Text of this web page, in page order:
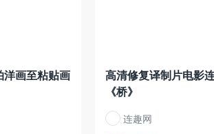
洋画至粘贴画
高清修复译制片电影
《桥》
连趣网